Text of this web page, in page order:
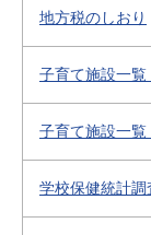
地方税のしおり
子育て施設一覧
子育て施設一覧
学校保健統計調